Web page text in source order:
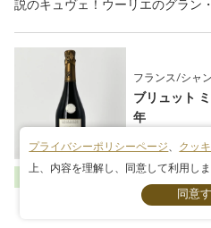
説のキュヴェ！ウーリエのグラン
フランス/シャ
ブリュット
年
生産者:
エグ
生産年:
2015年
132,000円
プライバシーポリシーページ クッ
上、内容を理解し、同意して利用しま